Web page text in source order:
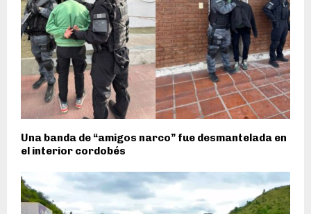
Una banda de “amigos narco” fue desmantelada en
el interior cordobés